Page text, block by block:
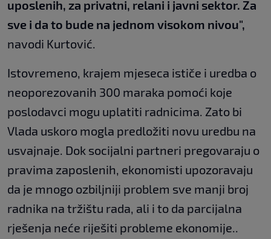
uposlenih, za privatni, relani i javni sektor. Za
sve i da to bude na jednom visokom nivou",
navodi Kurtović.
Istovremeno, krajem mjeseca ističe i uredba o
neoporezovanih 300 maraka pomoći koje
poslodavci mogu uplatiti radnicima. Zato bi
Vlada uskoro mogla predložiti novu uredbu na
usvajnaje. Dok socijalni partneri pregovaraju o
pravima zaposlenih, ekonomisti upozoravaju
da je mnogo ozbiljniji problem sve manji broj
radnika na tržištu rada, ali i to da parcijalna
rješenja neće riješiti probleme ekonomije..